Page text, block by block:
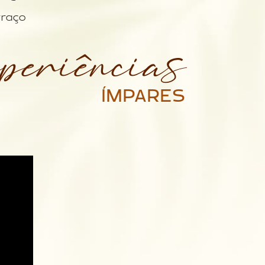
ÍMPARES